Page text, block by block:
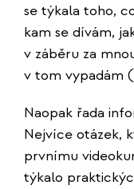
se týkala toho,
kam se dívám,
v záběru za
v tom vypadám
Naopak řada
Nejvíce otázek,
prvnímu
týkalo